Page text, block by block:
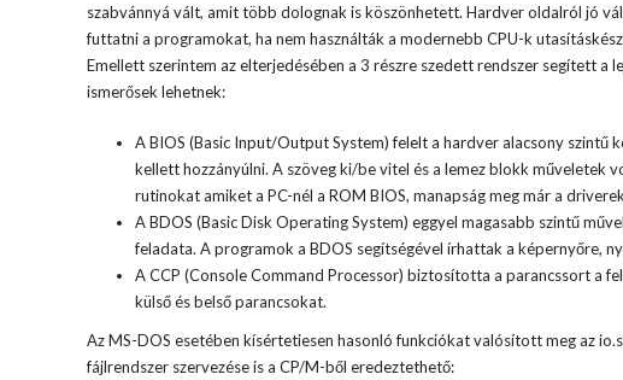
szabvánnyá vált, amit több dolognak is köszönhetett. Hardver oldalról jó
futtatni a programokat, ha nem használták a modernebb CPU-k
Emellett szerintem az elterjedésében a 3 részre szedett rendszer segített
ismerősek lehetnek:
A BIOS (Basic Input/Output System) felelt a hardver alacsony szintű
kellett hozzányúlni. A szöveg ki/be vitel és a lemez blokk
rutinokat amiket a PC-nél a ROM BIOS, manapság meg már a
A BDOS (Basic Disk Operating System) eggyel magasabb szintű
feladata. A programok a BDOS segítségével írhattak a képernyőre,
A CCP (Console Command Processor) biztosította a parancssort a
külső és belső parancsokat.
Az MS-DOS esetében kísértetiesen hasonló funkciókat valósított meg az
fájlrendszer szervezése is a CP/M-ből eredeztethető: